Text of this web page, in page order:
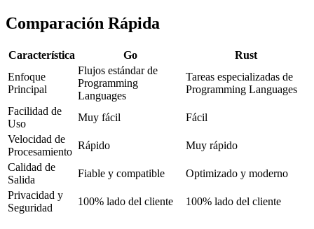
Comparación Rápida
Característica Go
Rust
Enfoque
Principal
Flujos estándar de
Programming
Languages
Tareas especializadas de
Programming Languages
Facilidad de
Uso
Muy fácil
Fácil
Velocidad de
Procesamiento
Rápido
Muy rápido
Calidad de
Salida
Fiable y compatible
Optimizado y moderno
Privacidad y
Seguridad
100% lado del cliente 100% lado del cliente